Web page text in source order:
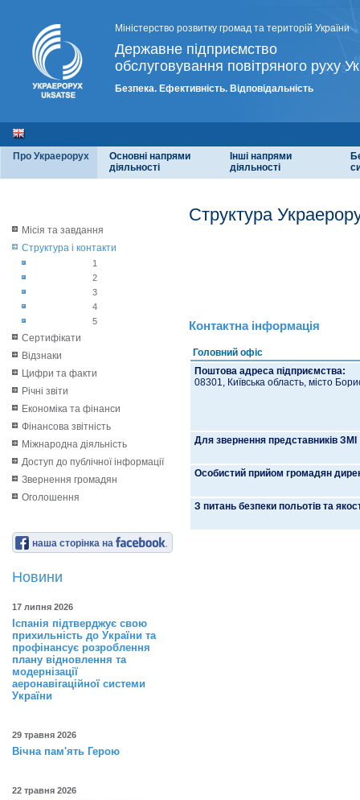
Міністерство розвитку громад та територій України
Державне підприємство
обслуговування повітряного руху
Безпека. Ефективність. Відповідальність
Про Украерорух
Основні напрями
діяльності
Інші напрями
діяльності
Місія та завдання
Структура і контакти
1
2
3
4
5
Сертифікати
Відзнаки
Цифри та факти
Річні звіти
Економіка та фінанси
Фінансова звітність
Міжнародна діяльність
Доступ до публічної інформації
Звернення громадян
Оголошення
наша сторінка на
Новини
17 липня 2026
Іспанія підтверджує свою
прихильність до України та
профінансує розроблення
плану відновлення та
модернізації
аеронавігаційної системи
України
29 травня 2026
Вічна пам'ять Герою
22 травня 2026
Структура
Контактна інформація
Головний офіс
Поштова адреса підприємства:
08301, Київська область, місто
Для звернення представників ЗМІ
Особистий прийом громадян
З питань безпеки польотів та